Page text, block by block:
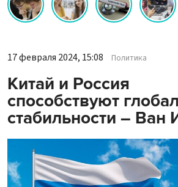
17 февраля 2024, 15:08 Политика
Китай и Россия
способствуют
стабильности – Ван